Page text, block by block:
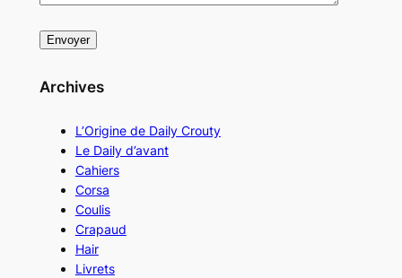
Archives
L’Origine de Daily Crouty
Le Daily d’avant
Cahiers
Corsa
Coulis
Crapaud
Hair
Livrets